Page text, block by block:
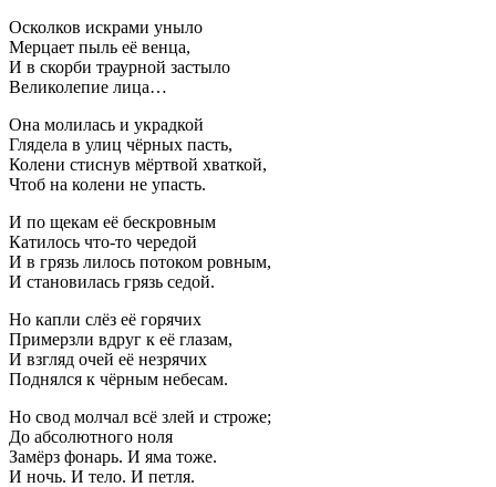
Осколков искрами уныло
Мерцает пыль её венца,
И в скорби траурной застыло
Великолепие лица…
Она молилась и украдкой
Глядела в улиц чёрных пасть,
Колени стиснув мёртвой хваткой,
Чтоб на колени не упасть.
И по щекам её бескровным
Катилось что-то чередой
И в грязь лилось потоком ровным,
И становилась грязь седой.
Но капли слёз её горячих
Примерзли вдруг к её глазам,
И взгляд очей её незрячих
Поднялся к чёрным небесам.
Но свод молчал всё злей и строже;
До абсолютного ноля
Замёрз фонарь. И яма тоже.
И ночь. И тело. И петля.